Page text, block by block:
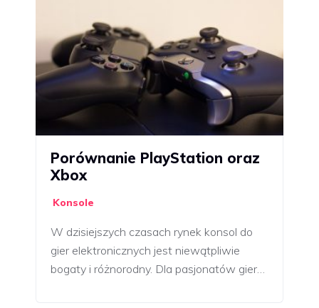
Porównanie PlayStation oraz
Xbox
Konsole
W dzisiejszych czasach rynek konsol do
gier elektronicznych jest niewątpliwie
bogaty i różnorodny. Dla pasjonatów gier…